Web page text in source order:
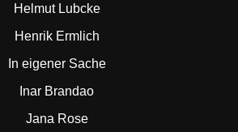
Helmut Lubcke
Henrik Ermlich
In eigener Sache
Inar Brandao
Jana Rose